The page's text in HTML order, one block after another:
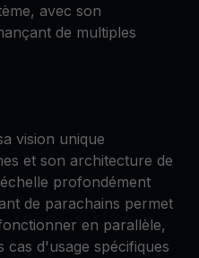
avec son
de multiples
vision unique
et son architecture de
profondément
de parachains permet
en parallèle,
cas d'usage spécifiques